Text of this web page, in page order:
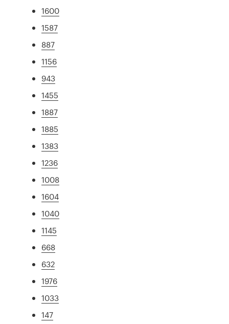
1600
1587
887
1156
943
1455
1887
1885
1383
1236
1008
1604
1040
1145
668
632
1976
1033
147